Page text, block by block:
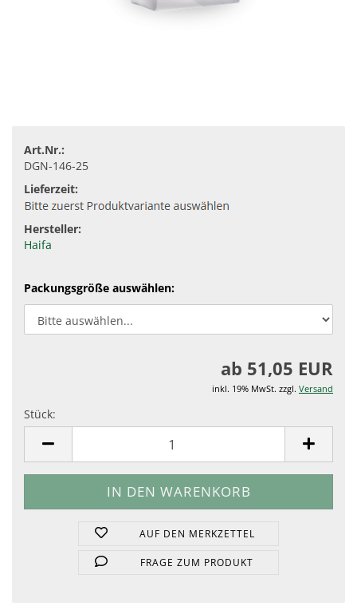
Art.Nr.:
DGN-146-25
Lieferzeit:
Hersteller:
Haifa
Packungsgröße auswählen:
ab 51,05 EUR
inkl. 19% MwSt. zzgl. Versand
Stück:
AUF DEN MERKZETTEL
FRAGE ZUM PRODUKT